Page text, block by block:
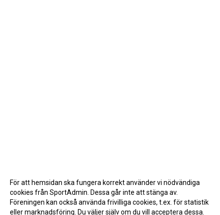
För att hemsidan ska fungera korrekt använder vi nödvändiga
cookies från SportAdmin. Dessa går inte att stänga av.
Föreningen kan också använda frivilliga cookies, t.ex. för statistik
eller marknadsföring. Du väljer själv om du vill acceptera dessa.